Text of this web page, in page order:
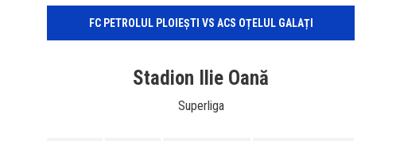
FC PETROLUL PLOIEȘTI VS ACS OȚELUL GALAȚI
Stadion Ilie Oană
Superliga